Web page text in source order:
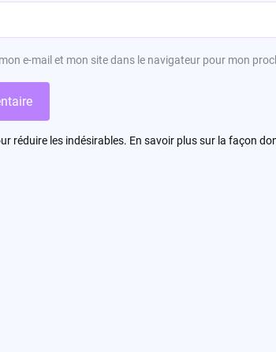
e-mail et mon site dans le navigateur pour mon
réduire les indésirables. En savoir plus sur la façon